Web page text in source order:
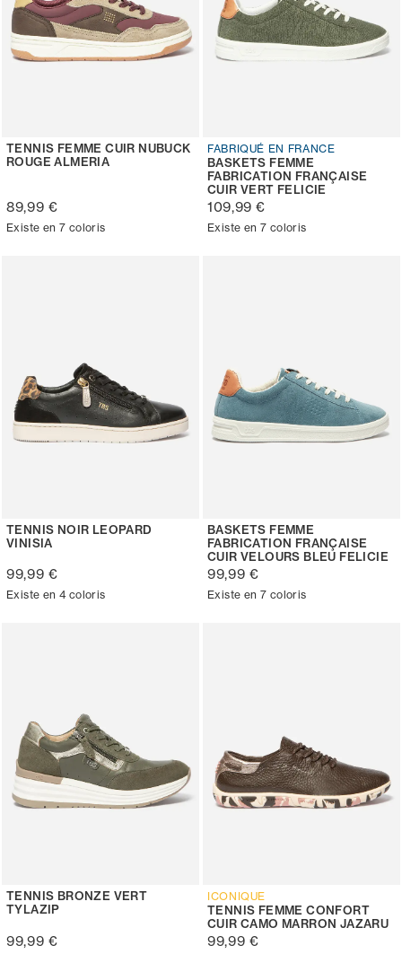
TENNIS FEMME CUIR NUBUCK
ROUGE ALMERIA
89,99 €
Existe en 7 coloris
FABRIQUÉ EN FRANCE
BASKETS FEMME
FABRICATION FRANÇAISE
CUIR VERT FELICIE
109,99 €
Existe en 7 coloris
TENNIS NOIR LEOPARD
VINISIA
99,99 €
Existe en 4 coloris
BASKETS FEMME
FABRICATION FRANÇAISE
CUIR VELOURS BLEU FELICIE
99,99 €
Existe en 7 coloris
TENNIS BRONZE VERT
TYLAZIP
99,99 €
ICONIQUE
TENNIS FEMME CONFORT
CUIR CAMO MARRON JAZARU
99,99 €